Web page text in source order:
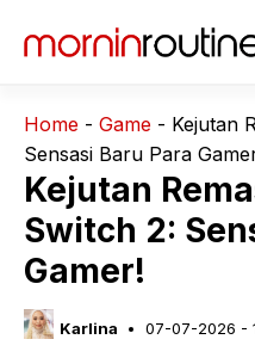
Home - Game - Kejutan
Sensasi Baru Para
Kejutan
Switch 2:
Gamer!
Karlina 07-07-2026 -